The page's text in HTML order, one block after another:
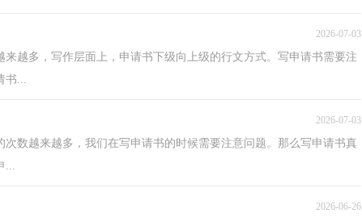
2026-07-03
越多，写作层面上，申请书下级向上级的行文方式。写申请书需要注
书...
2026-07-03
数越来越多，我们在写申请书的时候需要注意问题。那么写申请书真
...
2026-06-26